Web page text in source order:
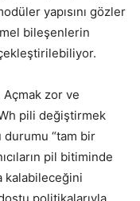
yapısını gözler
bileşenlerin
zor ve
pili değiştirmek
durumu “tam bir
pil bitiminde
kalabileceğini